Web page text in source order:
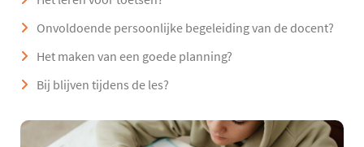
Onvoldoende persoonlijke begeleiding van de docent?
Het maken van een goede planning?
Bij blijven tijdens de les?